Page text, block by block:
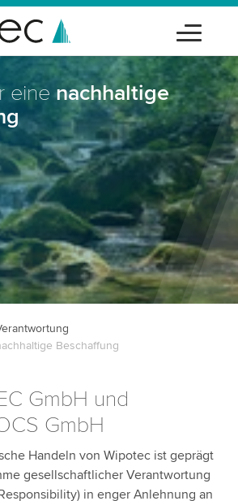
einenachhaltige
Beschaffung
GmbH und
GmbH
Handeln von Wipotec ist geprägt
gesellschaftlicher Verantwortung
in enger Anlehnung an